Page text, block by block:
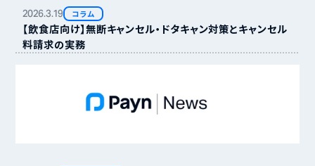
2026.3.19 コラム
【飲食店向け】無断キャンセル・ドタキャン対策とキャンセル
料請求の実務